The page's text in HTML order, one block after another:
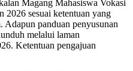
Magang Mahasiswa Vokasi
sesuai ketentuan yang
Adapun panduan penyusunan
melalui laman
Ketentuan pengajuan